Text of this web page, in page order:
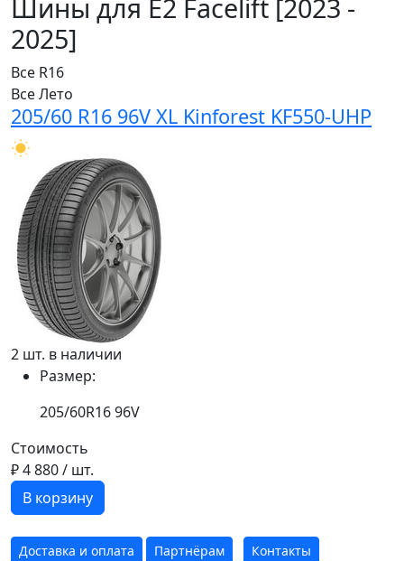
Шины для E2 Facelift [2023 -
2025]
Все R16
ВсеЛето
205/60 R16 96V XL Kinforest KF550-UHP
2 шт. в наличии
Размер:
205/60R16 96V
Стоимость
₽ 4 880/ шт.
В корзину
Доставка и оплата Партнёрам Контакты